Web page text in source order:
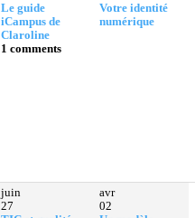
Le guide
iCampus de
Claroline
1 comments
Votre identité
numérique
juin
27
avr
02